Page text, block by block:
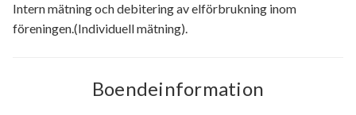
Intern mätning och debitering av elförbrukning inom
föreningen.(Individuell mätning).
Boendeinformation